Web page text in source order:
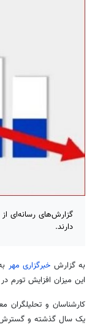
گزارش‌های رسانه‌ای
دارند.
به گزارش خبرگزاری مهر
این میزان افزایش تورم
کارشناسان و تحلیلگران
یک سال گذشته و گسترش